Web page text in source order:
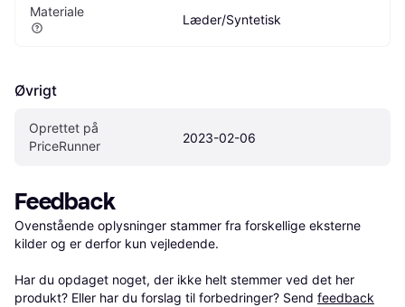
Materiale
Læder/Syntetisk
Øvrigt
Oprettet på
PriceRunner
2023-02-06
Feedback
Ovenstående oplysninger stammer fra forskellige eksterne
kilder og er derfor kun vejledende.
Har du opdaget noget, der ikke helt stemmer ved det her
produkt? Eller har du forslag til forbedringer? Send feedback